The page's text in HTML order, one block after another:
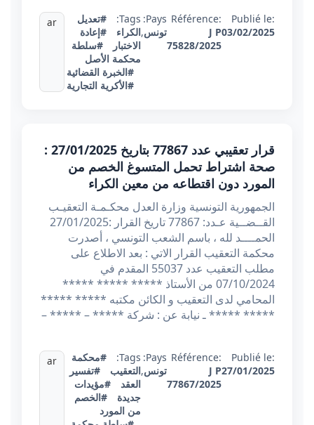
Publié le:
03/02/2025
Référence:
J P
75828/2025
Pays:
تونس,
Tags:
#تعديل
الكراء
#إعادة
الاختبار
#سلطة
محكمة الأصل
#الخبرة القضائية
#الأكرية التجارية
ar
قرار تعقيبي عدد 77867 بتاريخ 27/01/2025 :
صحة اشتراط تحمل المتسوغ الخصم من
المورد دون اقتطاعه من معين الكراء
الجمهورية التونسية وزارة العدل محكـمـة التعقيـب
القــضــية عـدد: 77867 تاريخ القرار :27/01/2025
الحمــــد لله ، باسم الشعب التونسي ، أصدرت
محكمة التعقيب القرار الاتي : بعد الاطلاع على
مطلب التعقيب عدد 55037 المقدم في
07/10/2024 من الأستاذ ***** ***** *****
المحامي لدى التعقيب و الكائن مكتبه ***** *****
***** ***** ـ نيابة عن : شركة ***** – ***** –
Publié le:
27/01/2025
Référence:
J P
77867/2025
Pays:
تونس,
Tags:
#محكمة
التعقيب
#تفسير
العقد
#مؤيدات
جديدة
#الخصم
من المورد
ar